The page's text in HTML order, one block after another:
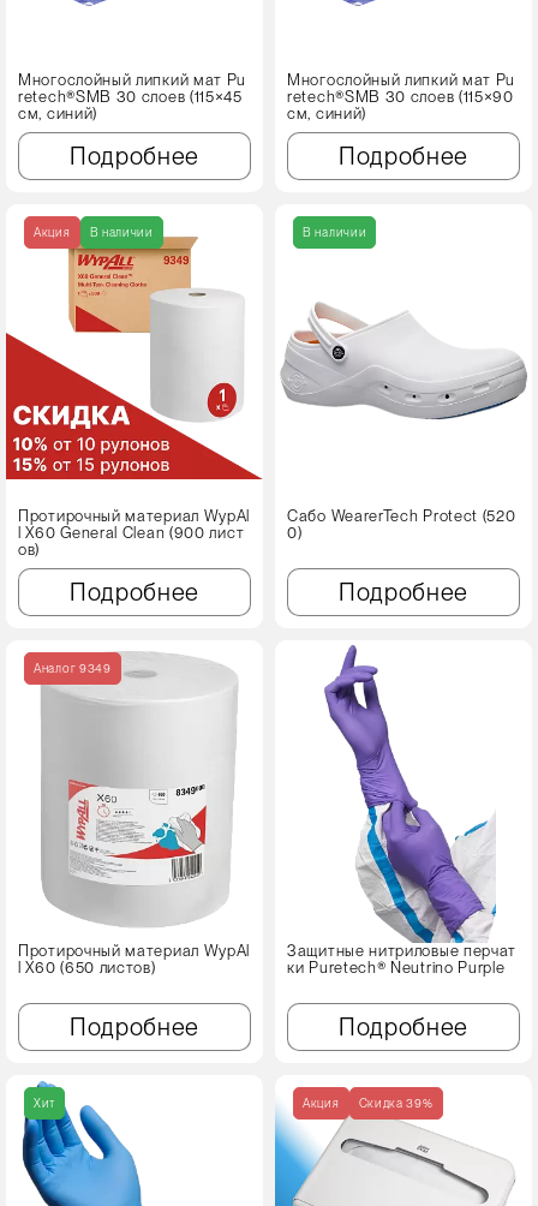
Многослойный липкий мат Pu
retech®SMB 30 слоев (115×45
см, синий)
Подробнее
Многослойный липкий мат Pu
retech®SMB 30 слоев (115×90
см, синий)
Подробнее
Акция В наличии
Протирочный материал WypAl
l X60 Genеral Clean (900 лист
ов)
Подробнее
В наличии
Сабо WearerTech Protect (520
0)
Подробнее
Аналог 9349
Протирочный материал WypAl
l X60 (650 листов)
Подробнее
Защитные нитриловые перчат
ки Puretech® Neutrino Purple
Подробнее
Хит Акция Cкидка 39%